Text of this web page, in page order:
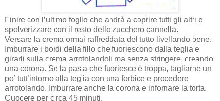
Finire con l’ultimo foglio che andrà a coprire tutti gli altri e
spolverizzare con il resto dello zucchero cannella.
Versare la crema ormai raffreddata del tutto livellando bene.
Imburrare i bordi della fillo che fuoriescono dalla teglia e
girarli sulla crema arrotolandoli ma senza stringere, creando
una corona. Se la pasta che fuoriesce è troppa, tagliarne un
po’ tutt’intorno alla teglia con una forbice e procedere
arrotolando. Imburrare anche la corona e infornare la torta.
Cuocere per circa 45 minuti.